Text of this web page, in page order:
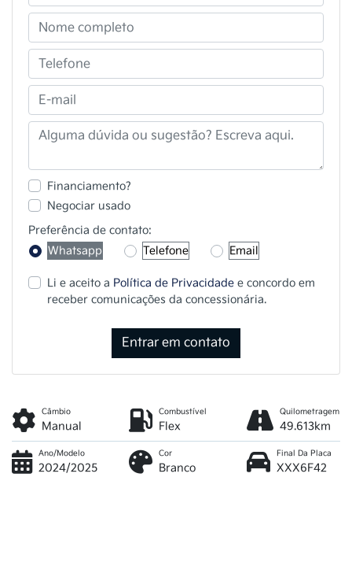
Financiamento?
Negociar usado
Preferência de contato:
Whatsapp
Telefone Email
Li e aceito a Política de Privacidade e concordo em
receber comunicações da concessionária.
Entrar em contato
Câmbio
Manual
Combustível
Flex
Quilometragem
49.613km
Ano/Modelo
2024/2025
Cor
Branco
Final Da Placa
XXX6F42